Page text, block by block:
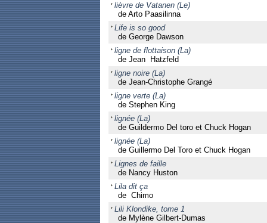
lièvre de Vatanen (Le)
de Arto Paasilinna
Life is so good
de George Dawson
ligne de flottaison (La)
de Jean Hatzfeld
ligne noire (La)
de Jean-Christophe Grangé
ligne verte (La)
de Stephen King
lignée (La)
de Guildermo Del toro et Chuck Hogan
lignée (La)
de Guillermo Del Toro et Chuck Hogan
Lignes de faille
de Nancy Huston
Lila dit ça
de Chimo
Lili Klondike, tome 1
de Mylène Gilbert-Dumas